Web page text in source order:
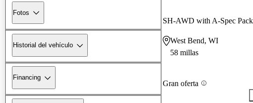
Fotos
Historial del vehículo
Financing
SH-AWD with A-Spec
West Bend, WI
58 millas
Gran oferta